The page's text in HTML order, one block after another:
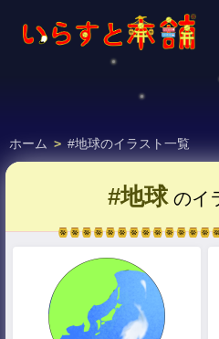
ホーム > #地球のイラスト一覧
#地球のイ